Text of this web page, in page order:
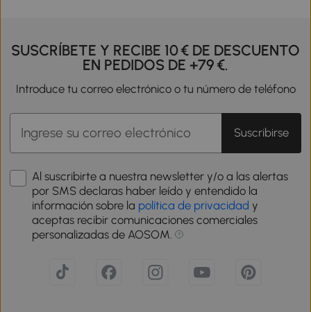
SUSCRÍBETE Y RECIBE 10 € DE DESCUENTO
EN PEDIDOS DE +79 €.
Introduce tu correo electrónico o tu número de teléfono
Suscribirse
Al suscribirte a nuestra newsletter y/o a las alertas
por SMS declaras haber leído y entendido la
información sobre la política de privacidad y
aceptas recibir comunicaciones comerciales
personalizadas de AOSOM.